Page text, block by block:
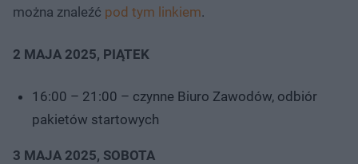
można znaleźć pod tym linkiem.
2 MAJA 2025, PIĄTEK
16:00 – 21:00 – czynne Biuro Zawodów, odbiór
pakietów startowych
3 MAJA 2025, SOBOTA